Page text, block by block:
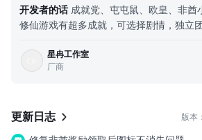
开发者的话 成就党、屯屯鼠、欧皇、非酋
修仙游戏有超多成就，可选择剧情，独立
星冉工作室
厂商
更新日志 版本